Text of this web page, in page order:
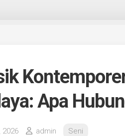
Apa
2026 admin Seni